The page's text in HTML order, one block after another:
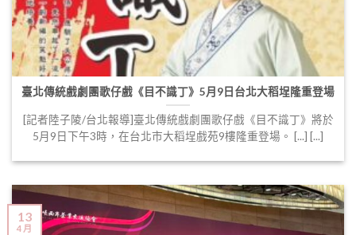
臺北傳統戲劇團歌仔戲《目不識丁》5月9日台北大稻埕隆重登場
[記者陸子陵/台北報導]臺北傳統戲劇團歌仔戲《目不識丁》將於
5月9日下午3時，在台北市大稻埕戲苑9樓隆重登場。 [...] [...]
13
4 月